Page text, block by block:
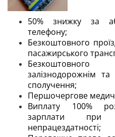
50% знижку за
телефону;
Безкоштовного
пасажирського
залізнодорожнім
сполучення;
Першочергове
Виплату 100%
зарплати при
непрацездатності;